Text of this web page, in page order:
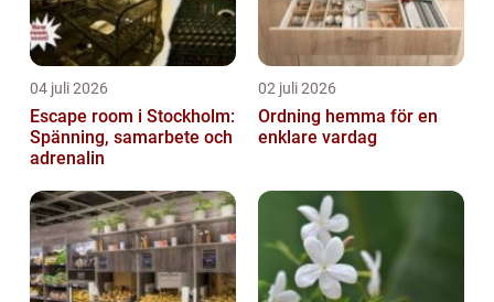
04 juli 2026
Escape room i Stockholm:
Spänning, samarbete och
adrenalin
02 juli 2026
Ordning hemma för en
enklare vardag